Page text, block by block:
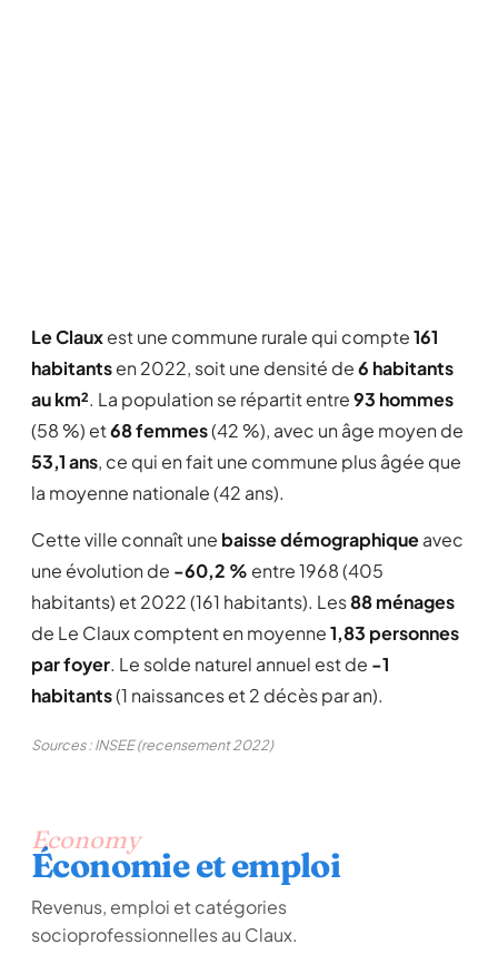
Le Clauxest une commune rurale qui compte161
habitantsen 2022, soit une densité de6 habitants
au km². La population se répartit entre93 hommes
(58 %) et68 femmes(42 %), avec un âge moyen de
53,1 ans, ce qui en fait une commune plus âgée que
la moyenne nationale (42 ans).
Cette ville connaît une baisse démographiqueavec
une évolution de -60,2 % entre 1968 (405
habitants) et 2022 (161 habitants). Les88 ménages
de Le Claux comptent en moyenne1,83 personnes
par foyer. Le solde naturel annuel est de -1
habitants(1 naissances et 2 décès par an).
Sources : INSEE (recensement 2022)
Economy
Économie et emploi
Revenus, emploi et catégories
socioprofessionnelles au Claux.